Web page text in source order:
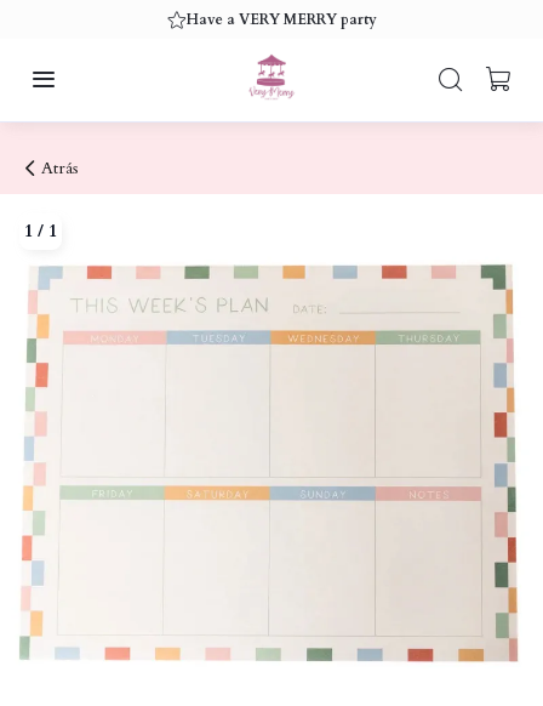
Have a VERY MERRY party
Atrás
1 / 1